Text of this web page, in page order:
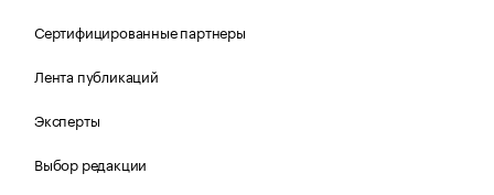
Сертифицированные партнеры
Лента публикаций
Эксперты
Выбор редакции